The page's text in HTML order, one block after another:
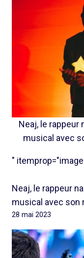
Neaj, le rappeur
musical avec
"
Neaj, le rappeur
musical avec son
28 mai 2023